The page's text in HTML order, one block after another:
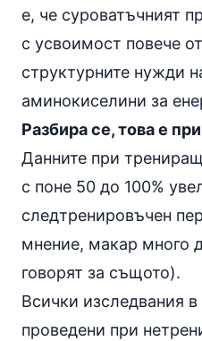
е, че суроватъчният
с усвоимост повече
структурните нужди
аминокиселини за
Разбира се, това е
Данните при
с поне 50 до 100%
следтренировъчен
мнение, макар много
говорят за същото).
Всички изследвания в
проведени при